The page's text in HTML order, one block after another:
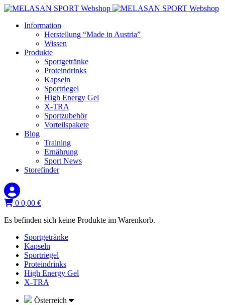
Information
Herstellung “Made in Austria”
Wissen
Produkte
Sportgetränke
Proteindrinks
Kapseln
Sportriegel
High Energy Gel
X-TRA
Sportzubehör
Vorteilspakete
Blog
Training
Ernährung
Sport News
Storefinder
0 0,00 €
Es befinden sich keine Produkte im Warenkorb.
Sportgetränke
Kapseln
Sportriegel
Proteindrinks
High Energy Gel
X-TRA
Österreich